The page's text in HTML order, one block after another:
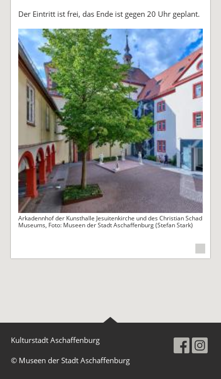
Der Eintritt ist frei, das Ende ist gegen 20 Uhr geplant.
Arkadennhof der Kunsthalle Jesuitenkirche und des Christian Schad
Museums, Foto: Museen der Stadt Aschaffenburg (Stefan Stark)
Kulturstadt Aschaffenburg
© Museen der Stadt Aschaffenburg